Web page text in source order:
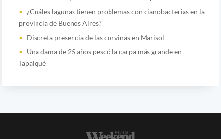
¿Cuáles lagunas tienen problemas con cianobacterias en la
provincia de Buenos Aires?
Discreta presencia de las corvinas en Marisol
Una dama de 25 años pescó la carpa más grande en
Tapalqué